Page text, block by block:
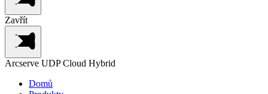
Zavřít
Arcserve UDP Cloud Hybrid
Domů